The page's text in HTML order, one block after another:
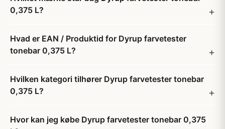
0,375 L?
Hvad er EAN / Produktid for Dyrup farvetester
tonebar 0,375 L?
Hvilken kategori tilhører Dyrup farvetester tonebar
0,375 L?
Hvor kan jeg købe Dyrup farvetester tonebar 0,375